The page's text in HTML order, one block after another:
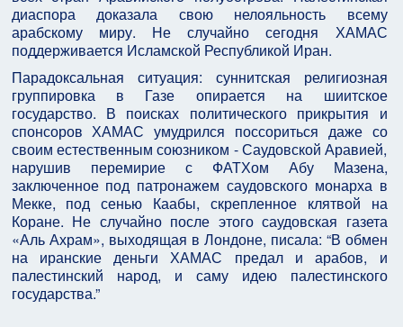
диаспора доказала свою нелояльность всему
арабскому миру. Не случайно сегодня ХАМАС
поддерживается Исламской Республикой Иран.
Парадоксальная ситуация: суннитская религиозная
группировка в Газе опирается на шиитское
государство. В поисках политического прикрытия и
спонсоров ХАМАС умудрился поссориться даже со
своим естественным союзником - Саудовской Аравией,
нарушив перемирие с ФАТХом Абу Мазена,
заключенное под патронажем саудовского монарха в
Мекке, под сенью Каабы, скрепленное клятвой на
Коране. Не случайно после этого саудовская газета
«Аль Ахрам», выходящая в Лондоне, писала: “В обмен
на иранские деньги ХАМАС предал и арабов, и
палестинский народ, и саму идею палестинского
государства.”